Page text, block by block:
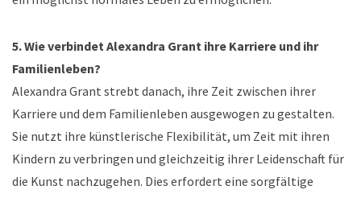
5. Wie verbindet Alexandra Grant ihre Karriere und ihr
Familienleben?
Alexandra Grant strebt danach, ihre Zeit zwischen ihrer
Karriere und dem Familienleben ausgewogen zu gestalten.
Sie nutzt ihre künstlerische Flexibilität, um Zeit mit ihren
Kindern zu verbringen und gleichzeitig ihrer Leidenschaft für
die Kunst nachzugehen. Dies erfordert eine sorgfältige